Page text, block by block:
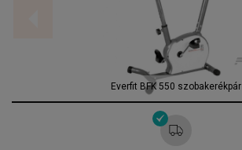
Everfit BFK 550 szobakerékpár